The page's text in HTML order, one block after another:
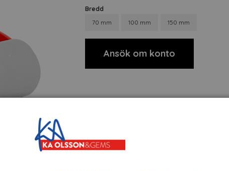
Bredd
70 mm
100 mm 150 mm
Ansök om konto